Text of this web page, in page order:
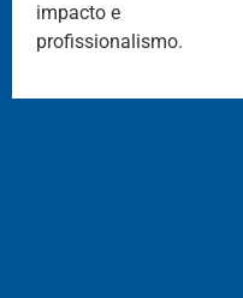
impacto e
profissionalismo.